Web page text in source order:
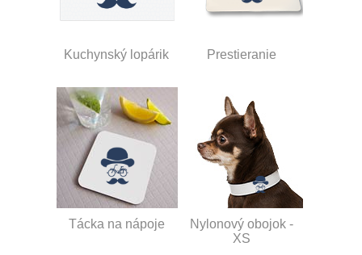
Kuchynský lopárik Prestieranie
Tácka na nápoje
Nylonový obojok -
XS